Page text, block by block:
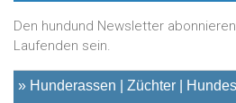
Den hundund Newsletter
Laufenden sein.
» Hunderassen Züchter